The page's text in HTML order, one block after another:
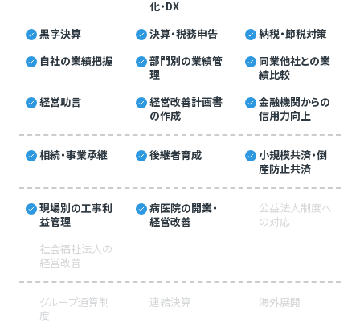
化・DX
黒字決算 決算・税務申告
納税・節税対策
自社の業績把握
部門別の業績管
理
同業他社との業
績比較
経営助言
経営改善計画書
の作成
金融機関からの
信用力向上
相続・事業承継 後継者育成
小規模共済・倒
産防止共済
現場別の工事利
益管理
病医院の開業・
経営改善
公益法人制度へ
の対応
社会福祉法人の
経営改善
グループ通算制
度
連結決算 海外展開